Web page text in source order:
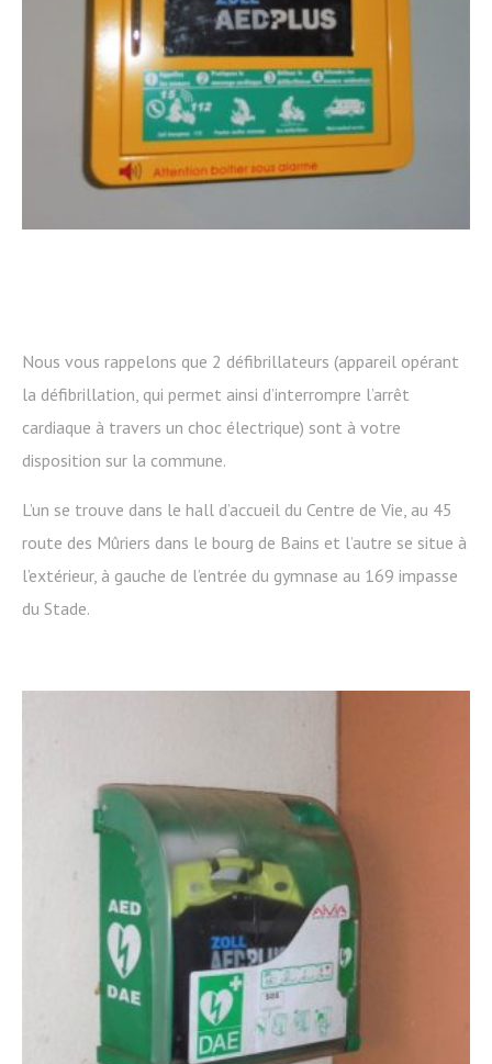
Nous vous rappelons que 2 défibrillateurs (appareil opérant
la défibrillation, qui permet ainsi d’interrompre l’arrêt
cardiaque à travers un choc électrique) sont à votre
disposition sur la commune.
L’un se trouve dans le hall d’accueil du Centre de Vie, au 45
route des Mûriers dans le bourg de Bains et l’autre se situe à
l’extérieur, à gauche de l’entrée du gymnase au 169 impasse
du Stade.